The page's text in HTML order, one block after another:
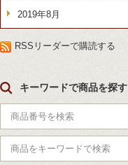
2019年8月
RSSリーダーで購読する
キーワードで商品を探す